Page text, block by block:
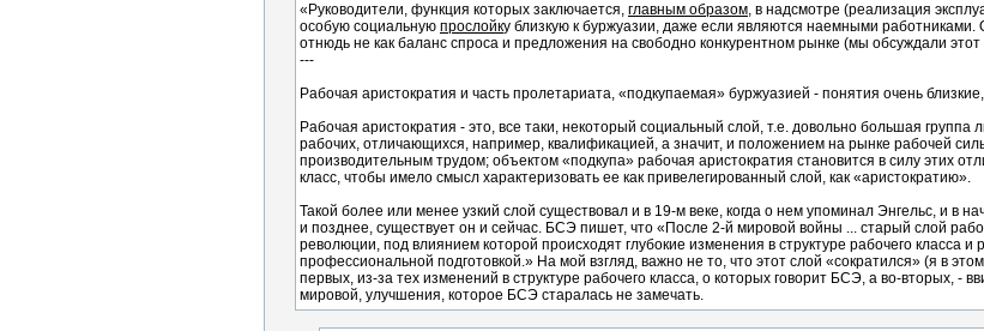
«Руководители, функция которых заключается, главным образом, в надсмотре (реализация
особую социальную прослойку близкую к буржуазии, даже если являются наемными
отнюдь не как баланс спроса и предложения на свободно конкурентном рынке (мы обсуждали этот
---
Рабочая аристократия и часть пролетариата, «подкупаемая» буржуазией - понятия очень
Рабочая аристократия - это, все таки, некоторый социальный слой, т.е. довольно большая
рабочих, отличающихся, например, квалификацией, а значит, и положением на рынке рабочей
производительным трудом; объектом «подкупа» рабочая аристократия становится в силу этих
класс, чтобы имело смысл характеризовать ее как привелегированный слой, как «аристократию».
Такой более или менее узкий слой существовал и в 19-м веке, когда о нем упоминал Энгельс, и в
и позднее, существует он и сейчас. БСЭ пишет, что «После 2-й мировой войны ... старый слой
революции, под влиянием которой происходят глубокие изменения в структуре рабочего
профессиональной подготовкой.» На мой взгляд, важно не то, что этот слой «сократился» (я в
первых, из-за тех изменений в структуре рабочего класса, о которых говорит БСЭ, а во-вторых, -
мировой, улучшения, которое БСЭ старалась не замечать.